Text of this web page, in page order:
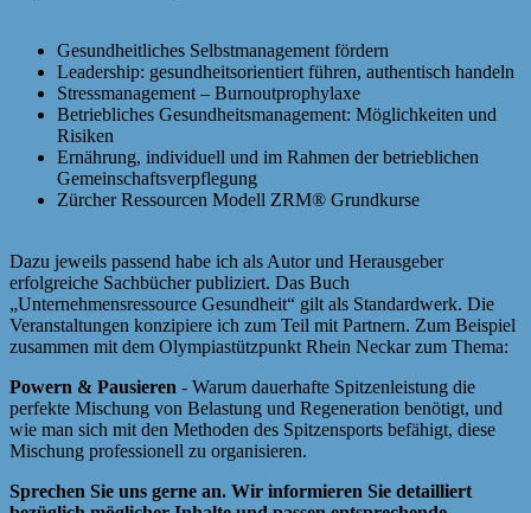
Gesundheitliches Selbstmanagement fördern
Leadership: gesundheitsorientiert führen, authentisch handeln
Stressmanagement – Burnoutprophylaxe
Betriebliches Gesundheitsmanagement: Möglichkeiten und
Risiken
Ernährung, individuell und im Rahmen der betrieblichen
Gemeinschaftsverpflegung
Zürcher Ressourcen Modell ZRM® Grundkurse
Dazu jeweils passend habe ich als Autor und Herausgeber
erfolgreiche Sachbücher publiziert. Das Buch
„Unternehmensressource Gesundheit“ gilt als Standardwerk. Die
Veranstaltungen konzipiere ich zum Teil mit Partnern. Zum Beispiel
zusammen mit dem Olympiastützpunkt Rhein Neckar zum Thema:
Powern & Pausieren - Warum dauerhafte Spitzenleistung die
perfekte Mischung von Belastung und Regeneration benötigt, und
wie man sich mit den Methoden des Spitzensports befähigt, diese
Mischung professionell zu organisieren.
Sprechen Sie uns gerne an. Wir informieren Sie detailliert